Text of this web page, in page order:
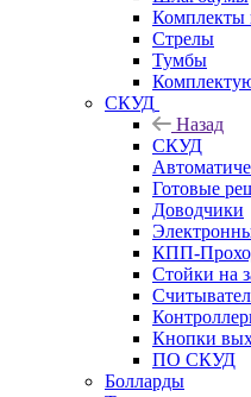
Комплекты
Стрелы
Тумбы
СКУД
Назад
СКУД
Готовые
Доводчики
КПП-
Стойки на
Кнопки
ПО СКУД
Болларды